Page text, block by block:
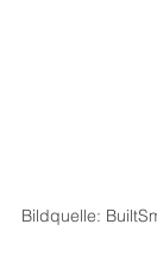
Bildquelle: